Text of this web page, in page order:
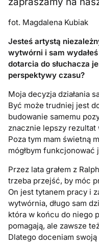
fot. Magdalena Kubiak
Jesteś artystą
wytwórni i sam
dotarcia do słuchacza
perspektywy czasu?
Moja decyzja działania
Być może trudniej jest
budowanie samemu
znacznie lepszy rezultat
Poza tym mam świetną
mógłbym funkcjonować
Przez lata grałem z
trzeba przejść, by móc
On jest tytanem pracy i
wytwórnia, długo sam
która w końcu do niego
pomagają, ale zawsze
Dlatego doceniam